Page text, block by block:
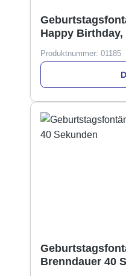
Happy
Produktnummer: 01185
Brenndauer 40